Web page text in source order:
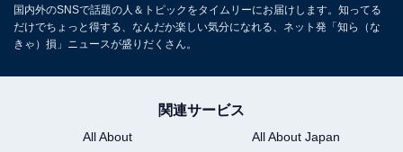
国内外のSNSで話題の人＆トピックをタイムリーにお届けします。知ってる
だけでちょっと得する、なんだか楽しい気分になれる、ネット発「知ら（な
きゃ）損」ニュースが盛りだくさん。
関連サービス
All About
All About Japan